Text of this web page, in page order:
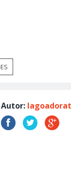
Autor: